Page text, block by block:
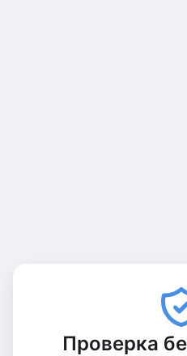
Проверка